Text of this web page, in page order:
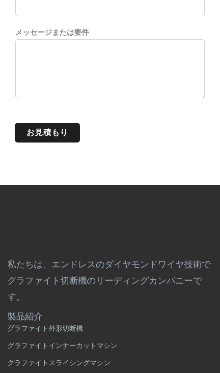
メッセージまたは要件
お見積もり
私たちは、エンドレスのダイヤモンドワイヤ技術で
グラファイト切断機のリーディングカンパニーで
す。
製品紹介
グラファイト外形切断機
グラファイトインナーカットマシン
グラファイトスライシングマシン